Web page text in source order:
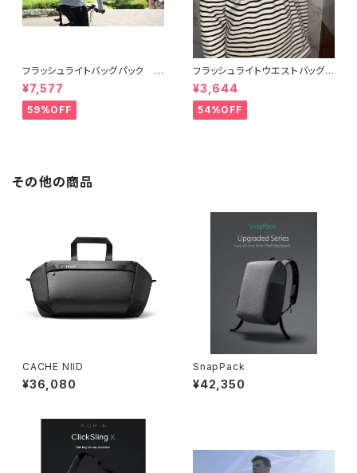
フラッシュライトバッグパック
【WE ROCKER】
¥7,577
59%OFF
フラッシュライトウエストバッグ
【WE ROCKER】
¥3,644
54%OFF
その他の商品
CACHE NIID
¥36,080
SnapPack
¥42,350